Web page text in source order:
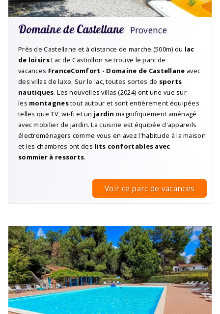
Domaine de Castellane Provence
Près de Castellane et à distance de marche (500m) du lac
de loisirsLac de Castiollon se trouve le parc de
vacances FranceComfort - Domaine de Castellane avec
des villas de luxe. Sur le lac, toutes sortes de sports
nautiques. Les nouvelles villas (2024) ont une vue sur
les montagnestout autour et sont entièrement équipées
telles que TV, wi-fi et un jardin magnifiquement aménagé
avec mobilier de jardin. La cuisine est équipée d'appareils
électroménagers comme vous en avez l'habitude à la maison
et les chambres ont des lits confortables avec
sommier à ressorts.
Voir ce parc de vacances